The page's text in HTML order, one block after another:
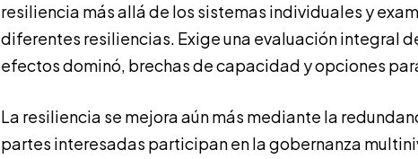
resiliencia más allá de los sistemas individuales y
diferentes resiliencias. Exige una evaluación integral
efectos dominó, brechas de capacidad y opciones
La resiliencia se mejora aún más mediante la
partes interesadas participan en la gobernanza